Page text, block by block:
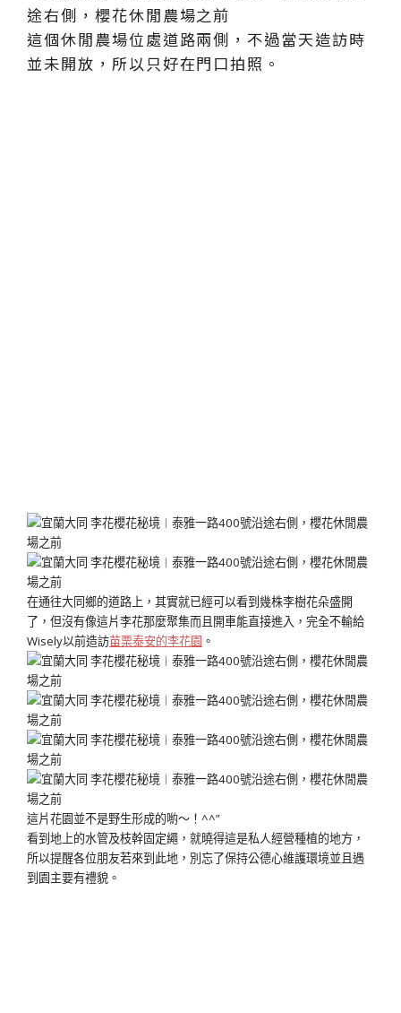
這個休閒農場位處道路兩側，不過當天造訪時
並未開放，所以只好在門口拍照。
在通往大同鄉的道路上，其實就已經可以看到幾株李樹花朵盛開
了，但沒有像這片李花那麼聚集而且開車能直接進入，完全不輸給
Wisely以前造訪苗栗泰安的李花園 。
這片花園並不是野生形成的喲～！^^”
看到地上的水管及枝幹固定繩，就曉得這是私人經營種植的地方，
所以提醒各位朋友若來到此地，別忘了保持公德心維護環境並且遇
到園主要有禮貌。